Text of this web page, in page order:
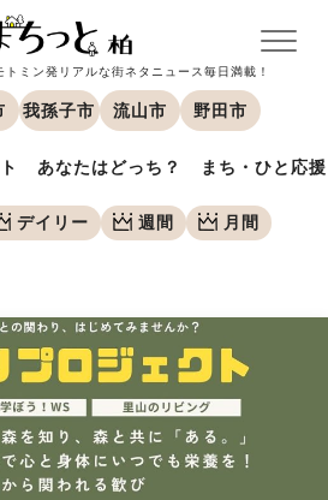
ミン発リアルな街ネタニュース毎日満載！
我孫子市 流山市 野田市
あなたはどっち？ まち・ひと応援
デイリー 週間 月間